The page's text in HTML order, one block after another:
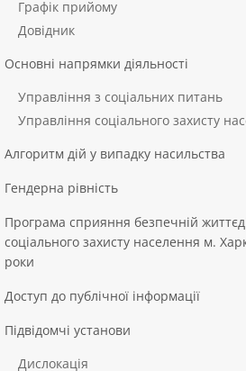
Графік прийому
Довідник
Основні напрямки діяльності
Управління з соціальних питань
Управління соціального захисту
Алгоритм дій у випадку насильства
Гендерна рівність
Програма сприяння безпечній
соціального захисту населення м.
роки
Доступ до публічної інформації
Підвідомчі установи
Дислокація